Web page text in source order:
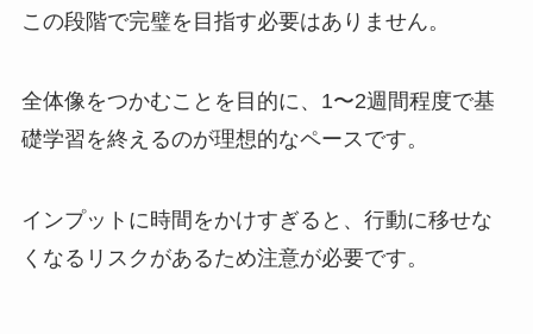
この段階で完璧を目指す必要はありません。
全体像をつかむことを目的に、1〜2週間程度で基
礎学習を終えるのが理想的なペースです。
インプットに時間をかけすぎると、行動に移せな
くなるリスクがあるため注意が必要です。